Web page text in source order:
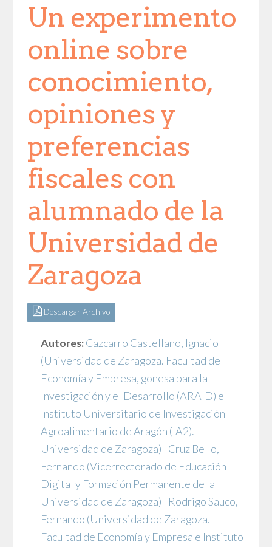
Un experimento
online sobre
conocimiento,
opiniones y
preferencias
fiscales con
alumnado de la
Universidad de
Zaragoza
Descargar Archivo
Autores:Cazcarro Castellano, Ignacio
(Universidad de Zaragoza. Facultad de
Economía y Empresa, gonesa para la
Investigación y el Desarrollo (ARAID) e
Instituto Universitario de Investigación
Agroalimentario de Aragón (IA2).
Universidad de Zaragoza) | Cruz Bello,
Fernando (Vicerrectorado de Educación
Digital y Formación Permanente de la
Universidad de Zaragoza) | Rodrigo Sauco,
Fernando (Universidad de Zaragoza.
Facultad de Economía y Empresa e Instituto